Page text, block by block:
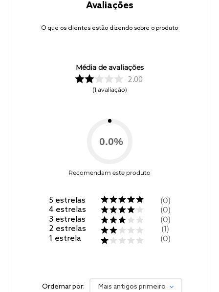
Avaliações
O que os clientes estão dizendo sobre o produto
Média de avaliações
2.00
1 avaliação
0.0%
Recomendam este produto
5 estrelas
4 estrelas
3 estrelas
2 estrelas
1 estrela
0
0
0
1
0
Ordernar por: Mais antigos primeiro